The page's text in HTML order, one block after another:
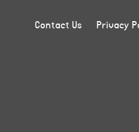
Privacy
Contact Us